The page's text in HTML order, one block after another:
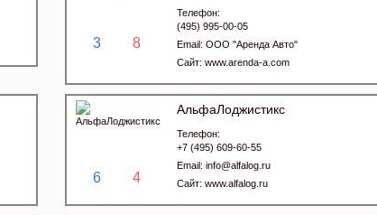
3 8
Телефон:
(495) 995-00-05
Email: ООО "Аренда Авто"
Сайт: www.arenda-a.com
6 4
АльфаЛоджистикс
Телефон:
+7 (495) 609-60-55
Email: info@alfalog.ru
Сайт: www.alfalog.ru